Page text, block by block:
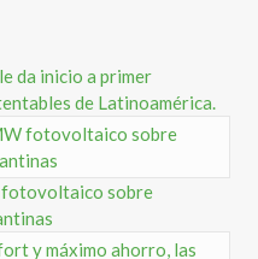
da inicio a primer
de Latinoamérica.
fotovoltaico sobre